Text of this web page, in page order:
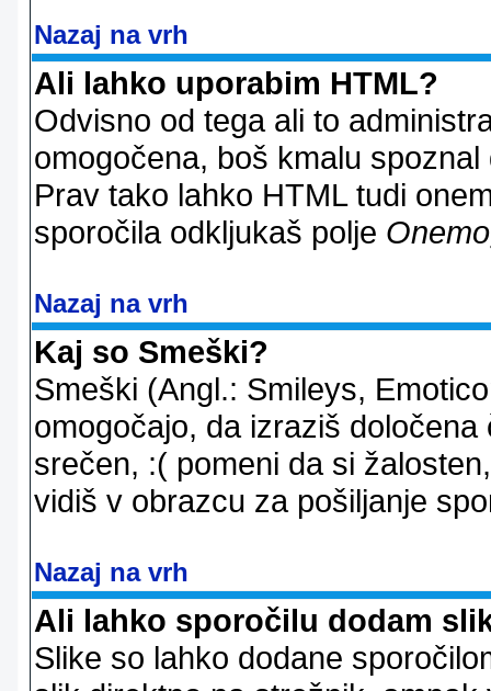
Nazaj na vrh
Ali lahko uporabim HTML?
Odvisno od tega ali to
omogočena, boš kmalu
Prav tako lahko HTML tudi
sporočila odkljukaš polje
Nazaj na vrh
Kaj so Smeški?
Smeški (Angl.: Smileys,
omogočajo, da izraziš
srečen, :( pomeni da si
vidiš v obrazcu za pošiljanje
Nazaj na vrh
Ali lahko sporočilu dodam
Slike so lahko dodane